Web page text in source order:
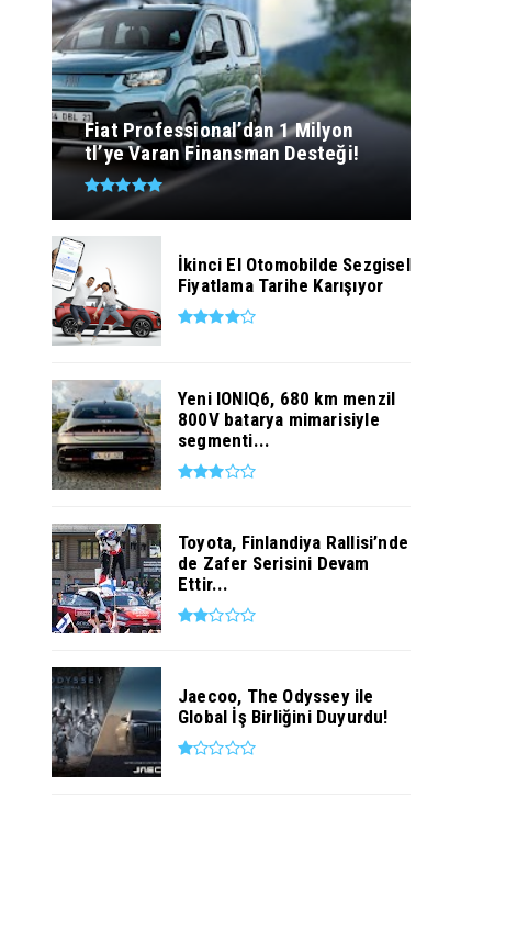
Fiat Professional’dan 1 Milyon
tl’ye Varan Finansman Desteği!
İkinci El Otomobilde Sezgisel
Fiyatlama Tarihe Karışıyor
Yeni IONIQ6, 680 km menzil
800V batarya mimarisiyle
segmenti...
Toyota, Finlandiya Rallisi’nde
de Zafer Serisini Devam
Ettir...
Jaecoo, The Odyssey ile
Global İş Birliğini Duyurdu!